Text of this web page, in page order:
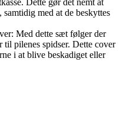
Dette gør det nemt at
med at de beskyttes
Med dette sæt følger der
til pilenes spidser. Dette cover
i at blive beskadiget eller